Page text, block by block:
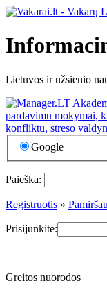
Lietuvos ir užsienio
Google
Paieška:
Registruotis »
Prisijunkite:
Greitos nuorodos